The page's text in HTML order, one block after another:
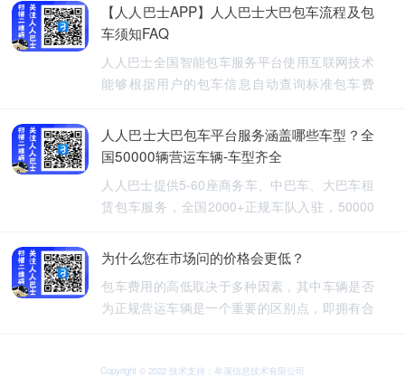
【人人巴士APP】人人巴士大巴包车流程及包
车须知FAQ
人人巴士全国智能包车服务平台使用互联网技术
能够根据用户的包车信息自动查询标准包车费
车、长期包车、接送飞机、厂班车、校车、婚庆
租车等包车带司机服务。
人人巴士大巴包车平台服务涵盖哪些车型？全
国50000辆营运车辆-车型齐全
人人巴士提供5-60座商务车、中巴车、大巴车租
赁包车服务，全国2000+正规车队入驻，50000
行更安全
为什么您在市场问的价格会更低？
包车费用的高低取决于多种因素，其中车辆是否
为正规营运车辆是一个重要的区别点，即拥有合
可能会提供较低的包车费用，因为它们不需要承
Copyright © 2022 技术支持：牟溪信息技术有限公司